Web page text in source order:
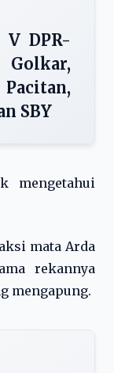
DPR-
SBY
mengetahui
mata Arda
rekannya
mengapung.